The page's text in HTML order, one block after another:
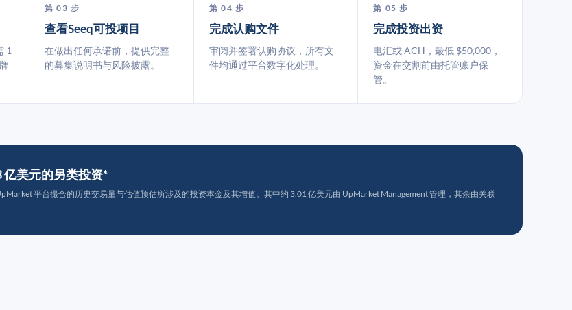
1
第 03 步
查看Seeq可投项目
在做出任何承诺前，提供完整
的募集说明书与风险披露。
第 04 步
完成认购文件
审阅并签署认购协议，所有文
件均通过平台数字化处理。
第 05 步
完成投资出资
电汇或 ACH，最低 $50,000，
资金在交割前由托管账户保
管。
亿美元的另类投资*
平台撮合的历史交易量与估值预估所涉及的投资本金及其增值。其中约 3.01 亿美元由 UpMarket Management 管理，其余由关联